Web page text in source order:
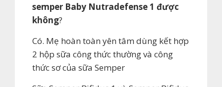
semper Baby Nutradefense 1 được
không?
Có. Mẹ hoàn toàn yên tâm dùng kết hợp
2 hộp sữa công thức thường và công
thức sơ của sữa Semper